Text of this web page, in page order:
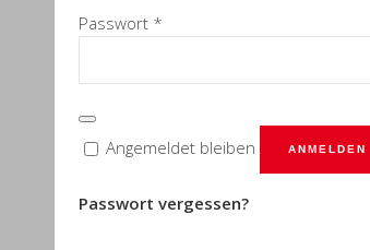
Passwort *
Angemeldet bleiben ANMELDEN
Passwort vergessen?